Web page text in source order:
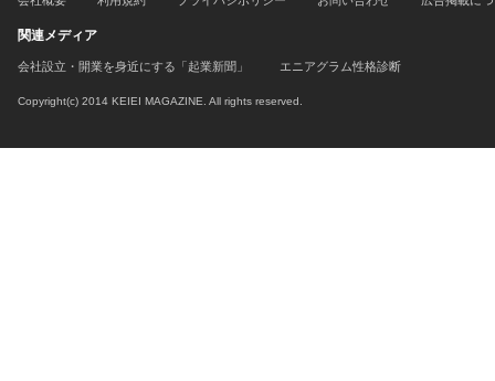
関連メディア
会社設立・開業を身近にする「起業新聞」 エニアグラム性格診断
Copyright(c) 2014 KEIEI MAGAZINE. All rights reserved.